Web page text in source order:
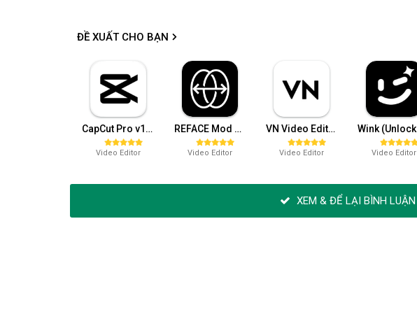
ĐỀ XUẤT CHO BẠN
CapCut Pro v15.4.0 (Mở khóa)
Video Editor
REFACE Mod APK v4.10.0 (Pro)
Video Editor
VN Video Editor Maker Pro v2.2.4
Video Editor Video Editor
XEM & ĐỂ LẠI BÌNH LUẬN